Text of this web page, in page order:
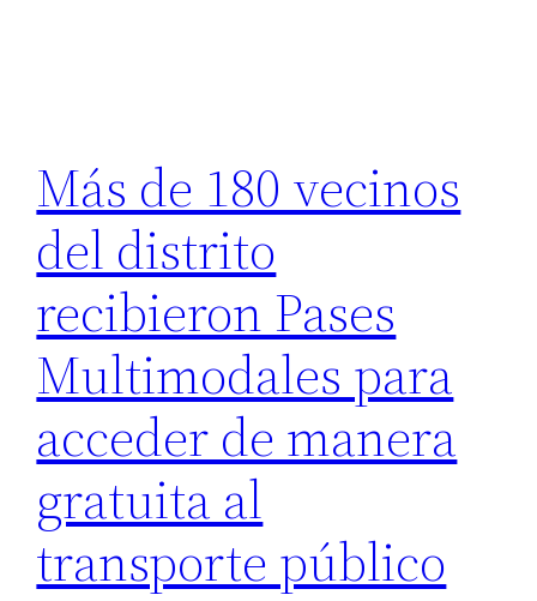
Más de 180 vecinos
del distrito
recibieron Pases
Multimodales para
acceder de manera
gratuita al
transporte público